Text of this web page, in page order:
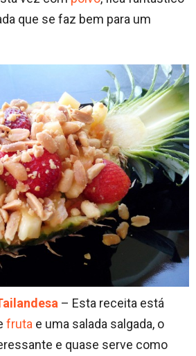
que se faz bem para um
– Esta receita está
fruta e uma salada salgada, o
e quase serve como